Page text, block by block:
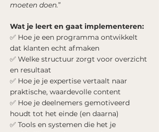
moeten doen.”
Wat je leert en gaat implementeren:
​✅ Hoe je een programma ontwikkelt
dat klanten echt afmaken
✅ Welke structuur zorgt voor overzicht
en resultaat
✅ Hoe je je expertise vertaalt naar
praktische, waardevolle content
✅ Hoe je deelnemers gemotiveerd
houdt tot het einde (en daarna)
✅ Tools en systemen die het je